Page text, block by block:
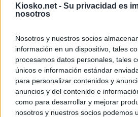
Kiosko.net - Su privacidad es
nosotros
Nosotros y nuestros socios
información en un dispositivo, tales
procesamos datos personales, tales
únicos e información estándar
para personalizar contenidos y
anuncios y del contenido e
como para desarrollar y mejorar
nosotros y nuestros socios podemos